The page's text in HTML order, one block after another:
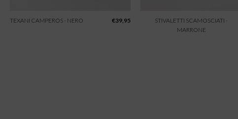
TEXANI CAMPEROS - NERO €39,95
STIVALETTI SCAMOSCIATI -
MARRONE